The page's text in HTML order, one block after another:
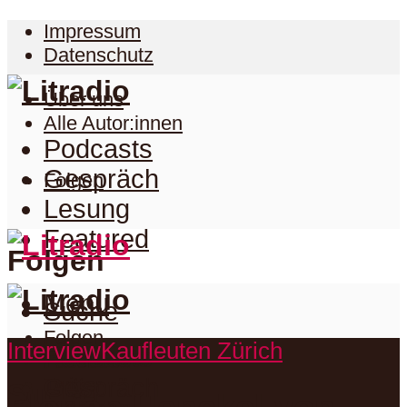
Impressum
Datenschutz
Über uns
Alle Autor:innen
Folgen
Folgen
Folgen
Facebook
Podcasts
Gespräch
Lesung
Featured
Menu
Suche
Podcasts
InterviewKaufleuten Zürich